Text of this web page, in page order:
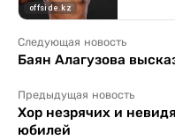
Следующая новость
Баян Алагузова
Предыдущая новость
Хор незрячих и
юбилей